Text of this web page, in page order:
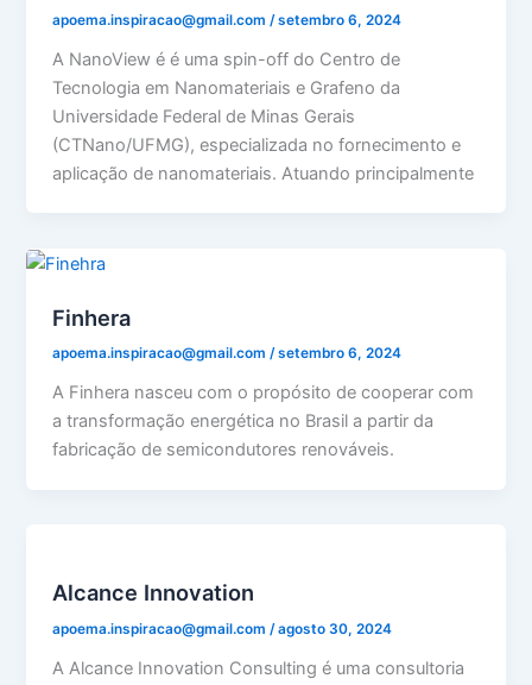
apoema.inspiracao@gmail.com /setembro 6, 2024
A NanoView é é uma spin-off do Centro de
Tecnologia em Nanomateriais e Grafeno da
Universidade Federal de Minas Gerais
(CTNano/UFMG), especializada no fornecimento e
aplicação de nanomateriais. Atuando principalmente
Finhera
apoema.inspiracao@gmail.com/setembro 6, 2024
A Finhera nasceu com o propósito de cooperar com
a transformação energética no Brasil a partir da
fabricação de semicondutores renováveis.
Alcance Innovation
apoema.inspiracao@gmail.com/agosto 30, 2024
A Alcance Innovation Consulting é uma consultoria